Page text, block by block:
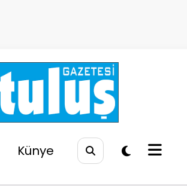
Künye